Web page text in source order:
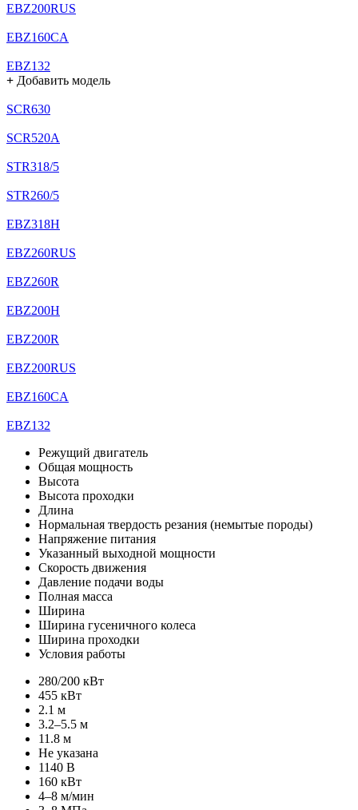
EBZ200RUS
EBZ160CA
EBZ132
+ Добавить модель
SCR630
SCR520A
STR318/5
STR260/5
EBZ318H
EBZ260RUS
EBZ260R
EBZ200H
EBZ200R
EBZ200RUS
EBZ160CA
EBZ132
Режущий двигатель
Общая мощность
Высота
Высота проходки
Длина
Нормальная твердость резания (немытые породы)
Напряжение питания
Указанный выходной мощности
Скорость движения
Давление подачи воды
Полная масса
Ширина
Ширина гусеничного колеса
Ширина проходки
Условия работы
280/200 кВт
455 кВт
2.1 м
3.2–5.5 м
11.8 м
Не указана
1140 В
160 кВт
4–8 м/мин